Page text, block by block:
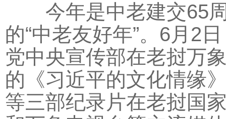
今年是中老建交65周
的“中老友好年”。6月2
党中央宣传部在老挝万
的《习近平的文化情缘
等三部纪录片在老挝国